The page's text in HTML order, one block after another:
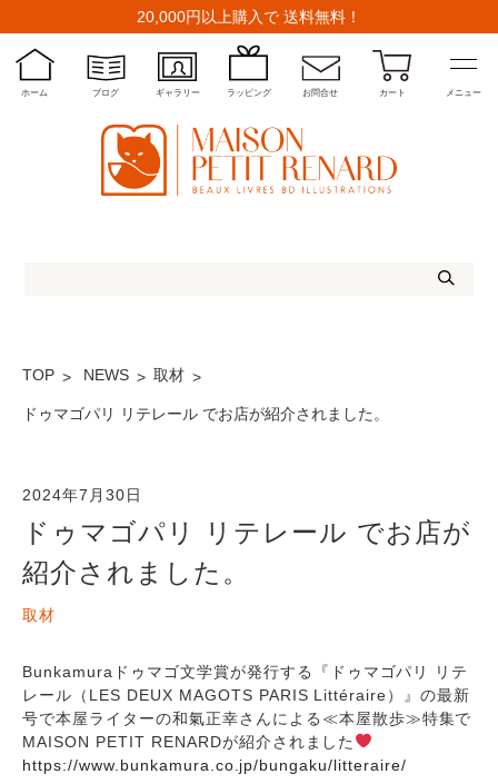
20,000円以上購入で 送料無料！
ホーム ブログ ギャラリー ラッピング お問合せ カート メニュー
TOP NEWS 取材
ドゥマゴパリ リテレール でお店が紹介されました。
2024年7月30日
ドゥマゴパリ リテレール でお店が
紹介されました。
取材
Bunkamuraドゥマゴ文学賞が発行する『ドゥマゴパリ リテ
レール（LES DEUX MAGOTS PARIS Littéraire）』の最新
号で本屋ライターの和氣正幸さんによる≪本屋散歩≫特集で
MAISON PETIT RENARDが紹介されました
https://www.bunkamura.co.jp/bungaku/litteraire/